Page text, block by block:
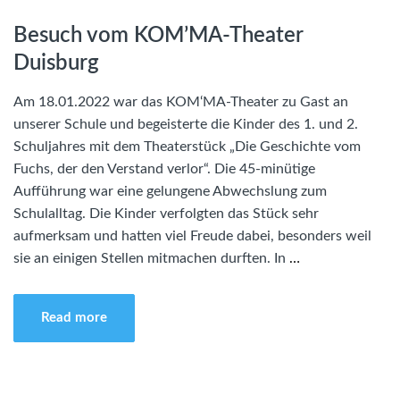
Besuch vom KOM’MA-Theater
Duisburg
Am 18.01.2022 war das KOM‘MA-Theater zu Gast an
unserer Schule und begeisterte die Kinder des 1. und 2.
Schuljahres mit dem Theaterstück „Die Geschichte vom
Fuchs, der den Verstand verlor“. Die 45-minütige
Aufführung war eine gelungene Abwechslung zum
Schulalltag. Die Kinder verfolgten das Stück sehr
aufmerksam und hatten viel Freude dabei, besonders weil
sie an einigen Stellen mitmachen durften. In …
Read more